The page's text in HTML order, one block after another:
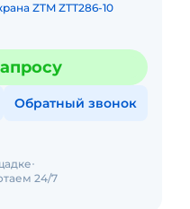
ZTM ZTT286-10
Обратный звонок
24/7